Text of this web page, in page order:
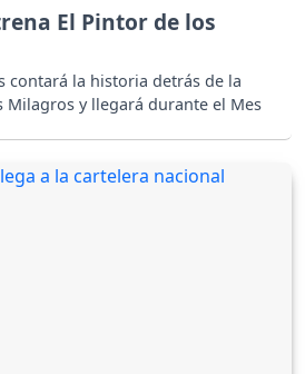
El Pintor de los
contará la historia detrás de la
Milagros y llegará durante el Mes